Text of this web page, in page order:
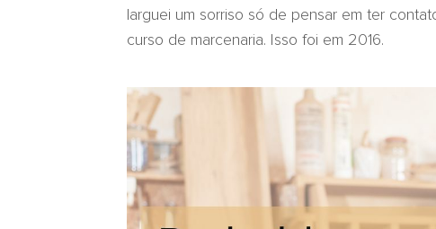
larguei um sorriso só de pensar em ter
curso de marcenaria. Isso foi em 2016.